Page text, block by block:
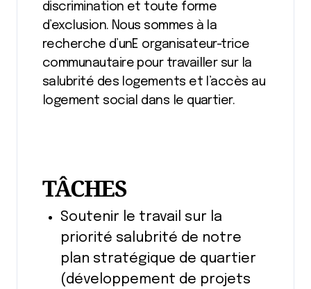
discrimination et toute forme
d’exclusion. Nous sommes à la
recherche d’unE organisateur-trice
communautaire pour travailler sur la
salubrité des logements et l’accès au
logement social dans le quartier.
TÂCHES
Soutenir le travail sur la
priorité salubrité de notre
plan stratégique de quartier
(développement de projets